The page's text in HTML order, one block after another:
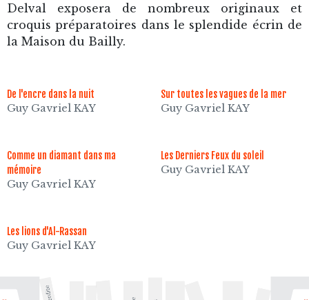
Delval exposera de nombreux originaux et
croquis préparatoires dans le splendide écrin de
la Maison du Bailly.
De l'encre dans la nuit
Guy Gavriel KAY
Sur toutes les vagues de la mer
Guy Gavriel KAY
Comme un diamant dans ma
mémoire
Guy Gavriel KAY
Les Derniers Feux du soleil
Guy Gavriel KAY
Les lions d'Al-Rassan
Guy Gavriel KAY